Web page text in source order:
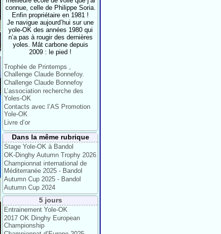
connue, celle de Philippe Soria.
Enfin propriétaire en 1981 !
Je navigue aujourd’hui sur une
yole-OK des années 1980 qui
n’a pas à rougir des dernières
yoles. Mât carbone depuis
2009 : le pied !
Trophée de Printemps ,
Challenge Claude Bonnefoy.
Challenge Claude Bonnefoy
L’association recherche des
Yoles-OK
Contacts avec l’AS Promotion
Yole-OK
Livre d’or
Dans la même rubrique
Stage Yole-OK à Bandol
OK-Dinghy Autumn Trophy 2026
Championnat international de
Méditerranée 2025 - Bandol
Autumn Cup 2025 - Bandol
Autumn Cup 2024
5 jours
Entrainement Yole-OK
2017 OK Dinghy European
Championship